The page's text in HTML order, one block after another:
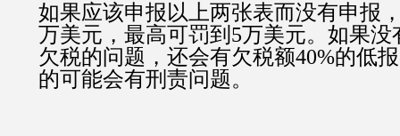
如果应该申报以上两张表而没有申报
万美元，最高可罚到 5万美元。如果没
欠税的问题，还会有欠税额40%的低
的可能会有刑责问题。